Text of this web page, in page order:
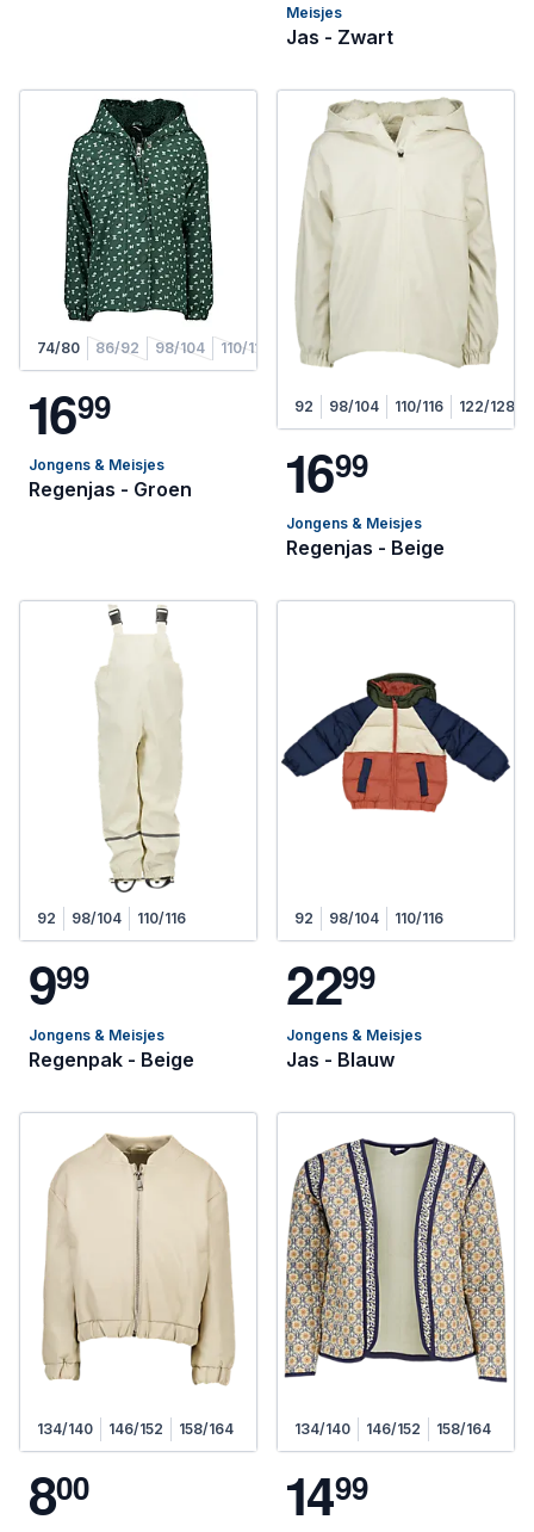
Meisjes
Jas - Zwart
74/80 86/92 98/104 110/116
1699
Jongens & Meisjes
Regenjas - Groen
92 98/104 110/116 122/128
1699
Jongens & Meisjes
Regenjas - Beige
92 98/104 110/116
999
Jongens & Meisjes
Regenpak - Beige
92 98/104 110/116
2299
Jongens & Meisjes
Jas - Blauw
134/140 146/152 158/164
800
134/140 146/152 158/164
1499